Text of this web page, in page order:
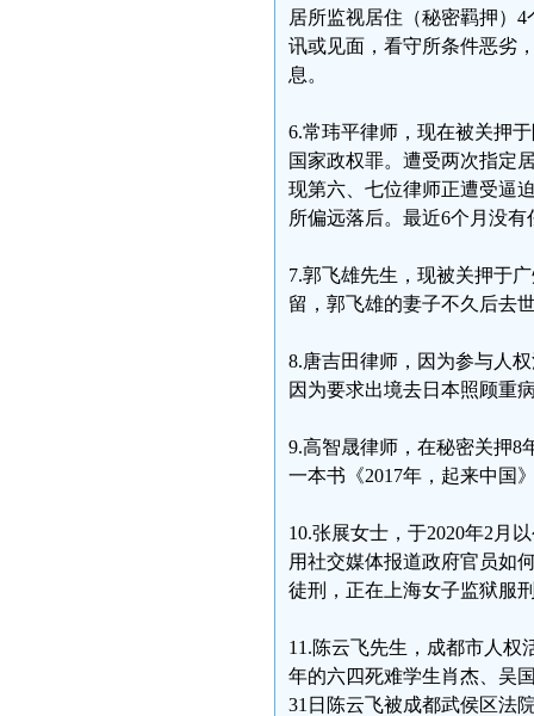
居所监视居住（秘密羁押）
讯或见面，看守所条件恶劣
息。
6.常玮平律师，现在被关押
国家政权罪。遭受两次指定
现第六、七位律师正遭受逼
所偏远落后。最近6个月没有
7.郭飞雄先生，现被关押于
留，郭飞雄的妻子不久后去
8.唐吉田律师，因为参与人
因为要求出境去日本照顾重
9.高智晟律师，在秘密关押8
一本书《2017年，起来中国
10.张展女士，于2020年2月
用社交媒体报道政府官员如
徒刑，正在上海女子监狱服
11.陈云飞先生，成都市人权
年的六四死难学生肖杰、吴
31日陈云飞被成都武侯区法